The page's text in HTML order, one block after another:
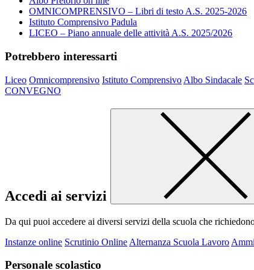
OMNICOMPRENSIVO – Libri di testo A.S. 2025-2026
Istituto Comprensivo Padula
LICEO – Piano annuale delle attività A.S. 2025/2026
Potrebbero interessarti
Liceo Omnicomprensivo Istituto Comprensivo Albo Sindacale
CONVEGNO
Accedi ai servizi
Da qui puoi accedere ai diversi servizi della scuola che
Instanze online Scrutinio Online Alternanza Scuola Lavoro
Personale scolastico